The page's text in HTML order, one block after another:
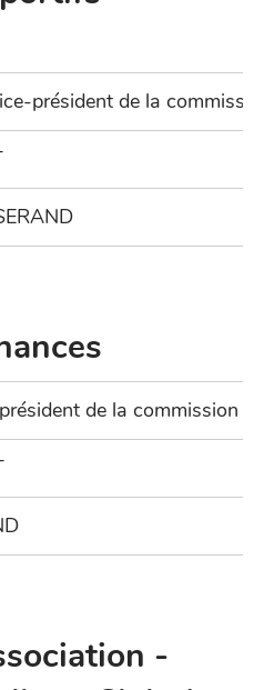
président de la
de la commission
-